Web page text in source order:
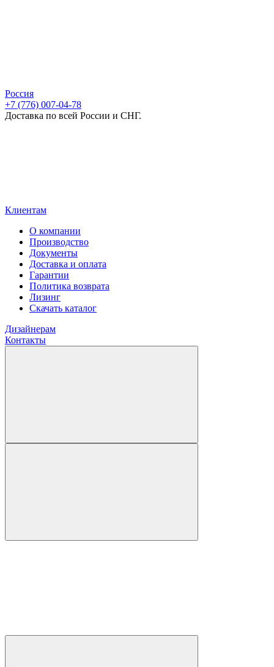
Россия
+7 (776) 007-04-78
Доставка по всей России и СНГ.
Клиентам
О компании
Производство
Документы
Доставка и оплата
Гарантии
Политика возврата
Лизинг
Скачать каталог
Дизайнерам
Контакты